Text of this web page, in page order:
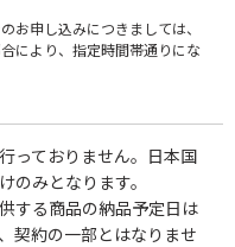
お申し込みにつきましては、
により、指定時間帯通りにな
っておりません。日本国
のみとなります。
する商品の納品予定日は
契約の一部とはなりませ